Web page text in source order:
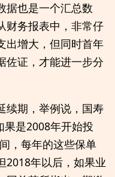
据也是一个汇总数
财务报表中，非常仔
出增大，但同时首年
佐证，才能进一步分
续期，举例说，国寿
果是2008年开始投
，每年的这些保单
2018年以后，如果业